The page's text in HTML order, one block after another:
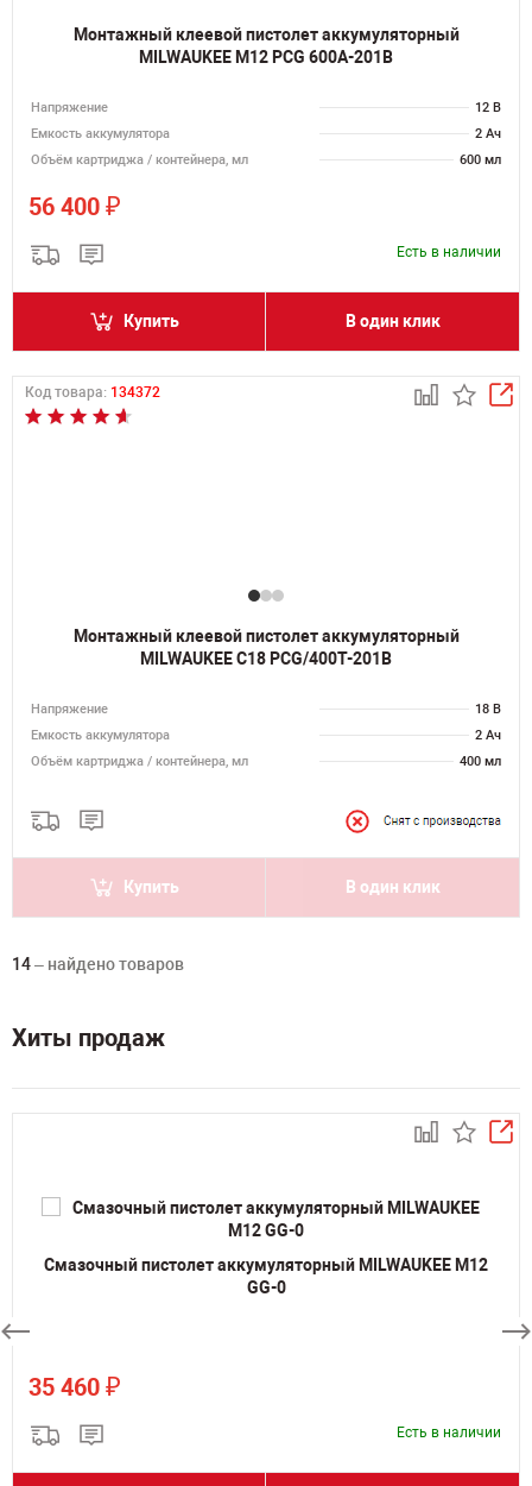
Монтажный клеевой пистолет аккумуляторный
MILWAUKEE M12 PCG 600A-201B
Напряжение
12 В
Емкость аккумулятора
2 Ач
Объём картриджа / контейнера, мл
600 мл
56 400 ₽
Есть в наличии
Купить В один клик
Код товара: 134372
Монтажный клеевой пистолет аккумуляторный
MILWAUKEE C18 PCG/400T-201B
Напряжение
18 В
Емкость аккумулятора
2 Ач
Объём картриджа / контейнера, мл
400 мл
Купить В один клик
14– найдено товаров
Хиты продаж
Смазочный пистолет аккумуляторный MILWAUKEE M12
GG-0
35 460 ₽
Есть в наличии